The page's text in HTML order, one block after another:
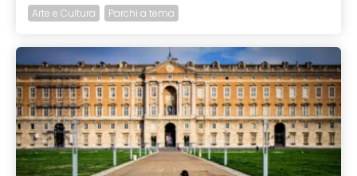
Arte e Cultura Parchi a tema